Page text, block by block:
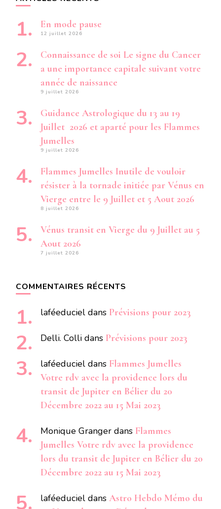
En mode pause
12 juillet 2026
Connaissance de soi Le signe du Cancer
a une importance capitale suivant votre
année de naissance
9 juillet 2026
Guidance Astrologique du 13 au 19
Juillet 2026 et aparté pour les Flammes
Jumelles
9 juillet 2026
Flammes Jumelles Inutile de vouloir
résister à la tornade initiée par Vénus en
Vierge entre le 9 Juillet et 5 Aout 2026
8 juillet 2026
Vénus transit en Vierge du 9 Juillet au 5
Aout 2026
7 juillet 2026
COMMENTAIRES RÉCENTS
laféeduciel dans Prévisions pour 2023
Delli. Colli dans Prévisions pour 2023
laféeduciel dans Flammes Jumelles
Votre rdv avec la providence lors du
transit de Jupiter en Bélier du 20
Décembre 2022 au 15 Mai 2023
Monique Granger dans Flammes
Jumelles Votre rdv avec la providence
lors du transit de Jupiter en Bélier du 20
Décembre 2022 au 15 Mai 2023
laféeduciel dans Astro Hebdo Mémo du